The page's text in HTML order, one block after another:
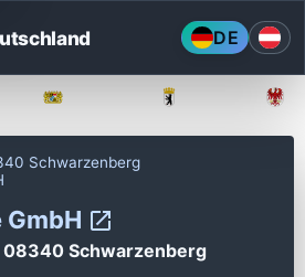
DE
Schwarzenberg
08340 Schwarzenberg